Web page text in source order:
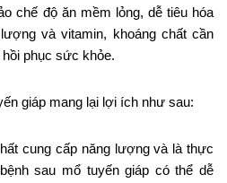
chế độ ăn mềm lỏng, dễ tiêu hóa
và vitamin, khoáng chất cần
phục sức khỏe.
giáp mang lại lợi ích như sau:
cung cấp năng lượng và là thực
sau mổ tuyến giáp có thể dễ